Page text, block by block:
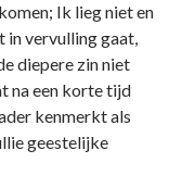
Ik lieg niet en
in vervulling gaat,
diepere zin niet
na een korte tijd
kenmerkt als
geestelijke